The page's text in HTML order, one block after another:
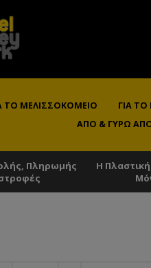
ΤΟ ΜΕΛΙΣΣΟΚΟΜΕΊΟ ΓΙΑ
ΑΠΌ & ΓΎΡΩ
Πληρωμής
Η